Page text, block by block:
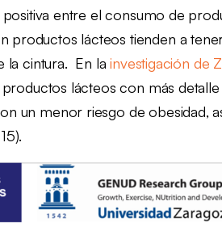
entre el consumo de
productos lácteos tienden a
la cintura. En lainvestigación de
lácteos con más
un menor riesgo de obesidad,